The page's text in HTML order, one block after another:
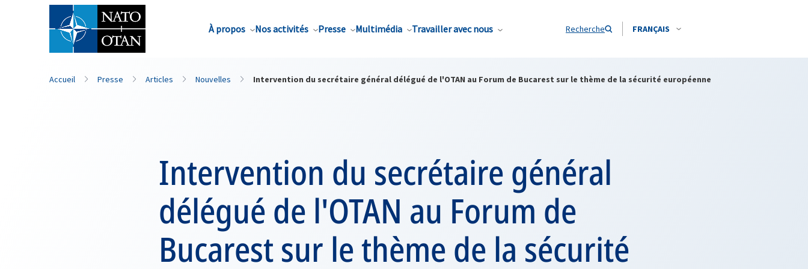
À propos Nos activités Presse Multimédia Travailler avec nous Recherche FRANÇAIS
Nom de famille*
Accueil Presse Articles Nouvelles Intervention du secrétaire général délégué de l'OTAN au Forum de Bucarest sur le thème de la sécurité européenne
Intervention du secrétaire général
délégué de l'OTAN au Forum de
Bucarest sur le thème de la sécurité